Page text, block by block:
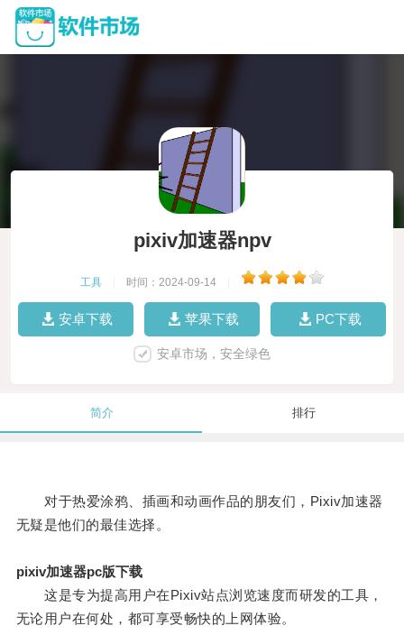
pixiv加速器npv
工具 时间：2024-09-14
安卓下载 苹果下载 PC下载
安卓市场，安全绿色
简介 排行
对于热爱涂鸦、插画和动画作品的朋友们，Pixiv加速器
无疑是他们的最佳选择。
pixiv加速器pc版下载
这是专为提高用户在Pixiv站点浏览速度而研发的工具，
无论用户在何处，都可享受畅快的上网体验。